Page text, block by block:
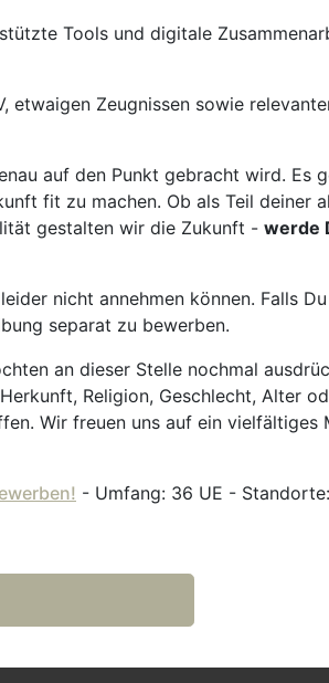
Tools und digitale
Zeugnissen sowie
auf den Punkt gebracht wird. Es
fit zu machen. Ob als Teil deiner
gestalten wir die Zukunft - werde
nicht annehmen können. Falls
separat zu bewerben.
an dieser Stelle nochmal
Religion, Geschlecht, Alter
Wir freuen uns auf ein vielfältiges
- Umfang: 36 UE -